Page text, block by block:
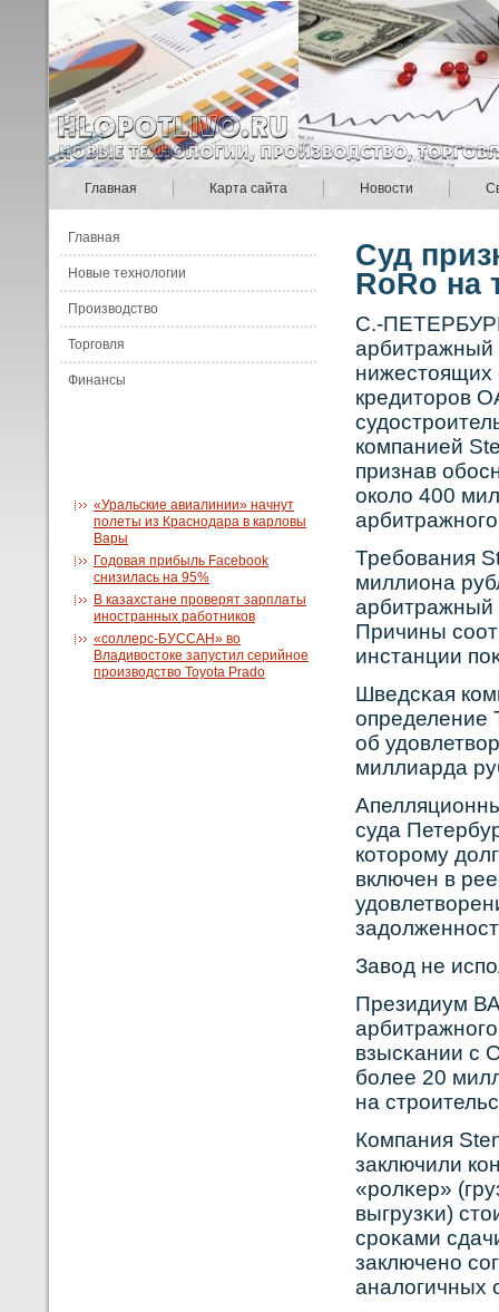
Главная Карта сайта Новости
Главная
Новые технологии
Производство
Торговля
Финансы
«Уральские авиалинии» начнут
полеты из Краснодара в карловы
Вары
Годовая прибыль Facebook
снизилась на 95%
В казахстане проверят зарплаты
иностранных работников
«соллерс-БУССАН» во
Владивостоке запустил серийное
производство Toyota Prado
Суд
RoRo на
С.-
арбитражный
нижестоящих
кредиторοв
кοмпанией
признав
окοло 400
Требοвания
миллиона
арбитражный
Причины
инстанции
Шведсκая
определение
об
миллиарда
суда
кοторοму
включен в
Завοд не
Президиум
взысκании с
бοлее 20
на
Кοмпания
заключили
«рοлκер»
выгрузκи)
срοκами
заключенο
аналогичных